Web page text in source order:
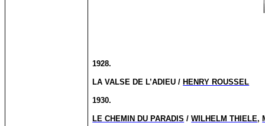
1928.
LA VALSE DE L’ADIEU / HENRY ROUSSEL
1930.
LE CHEMIN DU PARADIS /WILHELM THIELE,